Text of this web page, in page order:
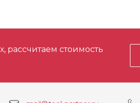
рассчитаем стоимость